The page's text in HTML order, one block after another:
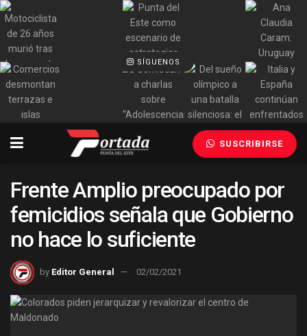
SÍGUENOS
SUSCRIBIRSE
Frente Amplio preocupado por
femicidios señala que Gobierno
no hace lo suficiente
by Editor General 02/02/2021